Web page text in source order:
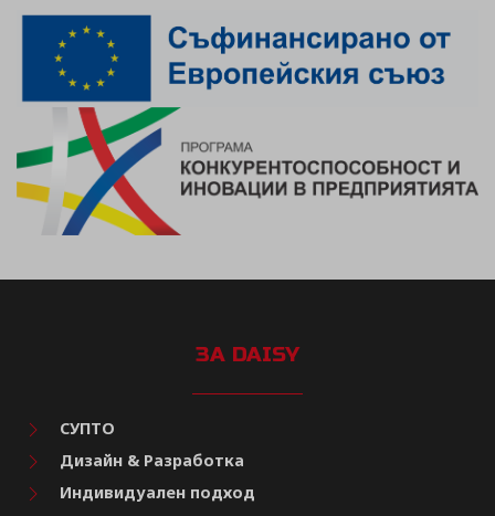
ЗА DAISY
СУПТО
Дизайн & Разработка
Индивидуален подход